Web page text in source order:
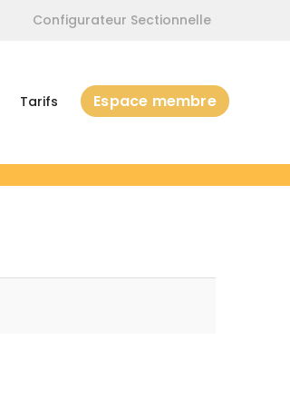
Configurateur Sectionnelle
Tarifs Espace membre